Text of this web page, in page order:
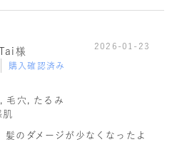
様
購入確認済み
2026-01-23
毛穴, たるみ
髪のダメージが少なくなったよ